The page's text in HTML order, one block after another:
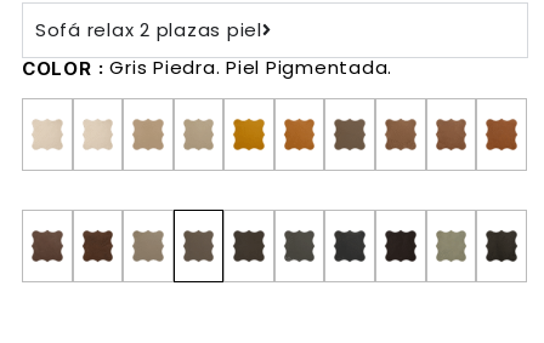
Sofá relax 2 plazas piel
COLOR Gris Piedra. Piel Pigmentada.